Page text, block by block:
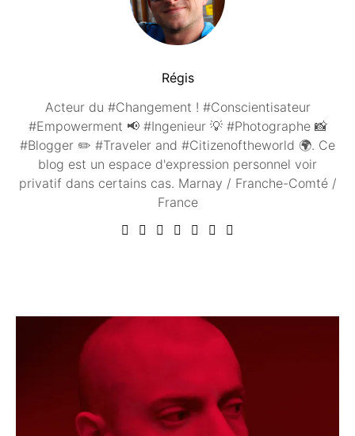
Régis
Acteur du #Changement ! #Conscientisateur
#Empowerment 📢 #Ingenieur 💡 #Photographe 📸
#Blogger ✏️ #Traveler and #Citizenoftheworld 🌍. Ce
blog est un espace d'expression personnel voir
privatif dans certains cas. Marnay / Franche-Comté /
France